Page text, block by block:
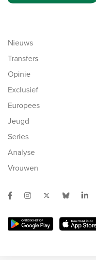
Nieuws
Transfers
Opinie
Exclusief
Europees
Jeugd
Series
Analyse
Vrouwen